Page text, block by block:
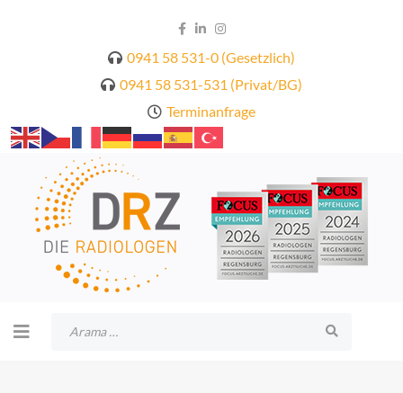
0941 58 531-0 (Gesetzlich)
0941 58 531-531 (Privat/BG)
Terminanfrage